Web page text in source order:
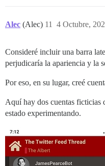
Alec (Alec) 4 Octubre,
11
Consideré incluir una barra
perjudicaría la apariencia y la
Por eso, en su lugar, creé
Aquí hay dos cuentas ficticias
estado experimentando.